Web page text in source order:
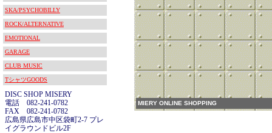
SKA/PSYCHOBILLY
ROCK/ALTERNATIVE
EMOTIONAL
GARAGE
CLUB MUSIC
TシャツGOODS
DISC SHOP MISERY
電話 082-241-0782
FAX 082-241-0782
広島県広島市中区袋町2-7 プレ
イグラウンドビル2F
MIERY ONLINE SHOPPING